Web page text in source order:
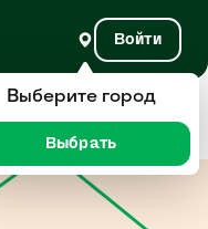
Войти
Отзывы
Выберите город
Выбрать